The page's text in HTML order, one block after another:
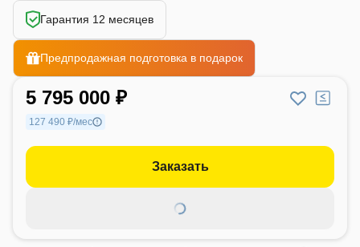
Гарантия 12 месяцев
Предпродажная подготовка в подарок
5 795 000 ₽
127 490 ₽/мес
Заказать